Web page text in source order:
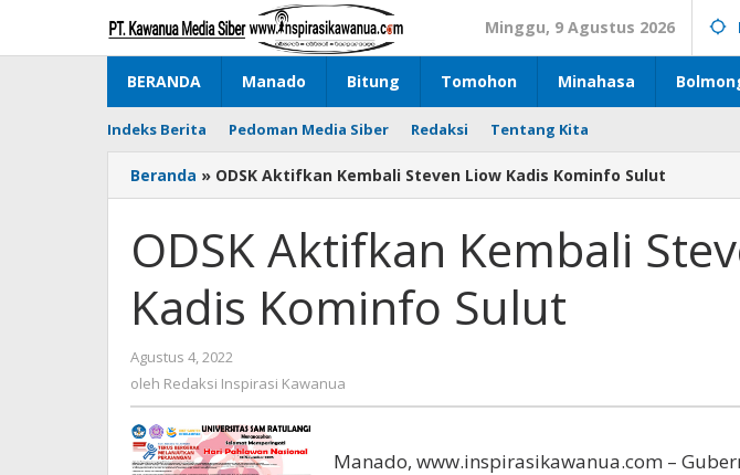
konten
Minggu, 9 Agustus 2026
BERANDA Manado Bitung Tomohon Minahasa
Indeks Berita Pedoman Media Siber Redaksi Tentang Kita
Beranda » ODSK Aktifkan Kembali Steven Liow Kadis Kominfo Sulut
ODSK Aktifkan Kembali
Kadis Kominfo Sulut
Agustus 4, 2022
Redaksi
oleh Redaksi Inspirasi Kawanua
Manado, www.inspirasikawanua.com –